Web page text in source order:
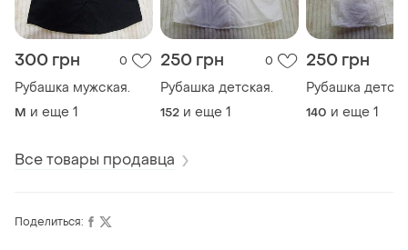
300 грн 0
Рубашка мужская.
M и еще 1
250 грн 0
Рубашка детская.
152 и еще 1
250 грн
Рубашка
140 и еще 1
Все товары продавца
Поделиться: